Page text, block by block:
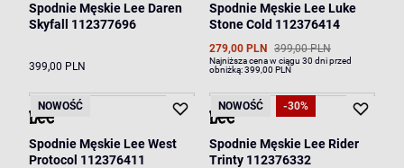
Spodnie Męskie Lee Daren
Skyfall 112377696
399,00 PLN
Spodnie Męskie Lee Luke
Stone Cold 112376414
279,00 PLN 399,00 PLN
Najniższa cena w ciągu 30 dni przed
obniżką:399,00 PLN
NOWOŚĆ
Spodnie Męskie Lee West
Protocol 112376411
NOWOŚĆ -30%
Spodnie Męskie Lee Rider
Trinty 112376332